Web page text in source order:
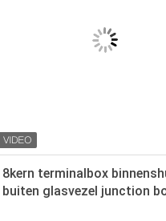
8kern terminalbox
buiten glasvezel junction